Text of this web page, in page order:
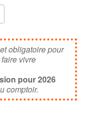
obligatoire pour
vivre
pour 2026
comptoir.